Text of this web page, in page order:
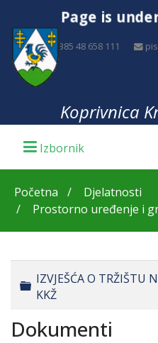
Page is
+385 48 658 111
Koprivnica
Početna
Djelatnosti
Prostorno uređenje i
Folder
IZVJEŠĆA O TRŽIŠTU
KKŽ
Dokumenti